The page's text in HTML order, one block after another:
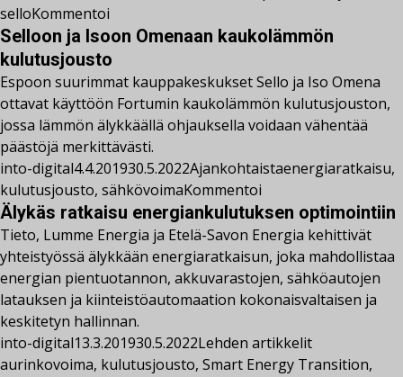
selloKommentoi
Selloon ja Isoon Omenaan kaukolämmön
kulutusjousto
Espoon suurimmat kauppakeskukset Sello ja Iso Omena
ottavat käyttöön Fortumin kaukolämmön kulutusjouston,
jossa lämmön älykkäällä ohjauksella voidaan vähentää
päästöjä merkittävästi.
into-digital4.4.201930.5.2022Ajankohtaistaenergiaratkaisu,
kulutusjousto, sähkövoimaKommentoi
Älykäs ratkaisu energiankulutuksen optimointiin
Tieto, Lumme Energia ja Etelä-Savon Energia kehittivät
yhteistyössä älykkään energiaratkaisun, joka mahdollistaa
energian pientuotannon, akkuvarastojen, sähköautojen
latauksen ja kiinteistöautomaation kokonaisvaltaisen ja
keskitetyn hallinnan.
into-digital13.3.201930.5.2022Lehden artikkelit
aurinkovoima, kulutusjousto, Smart Energy Transition,